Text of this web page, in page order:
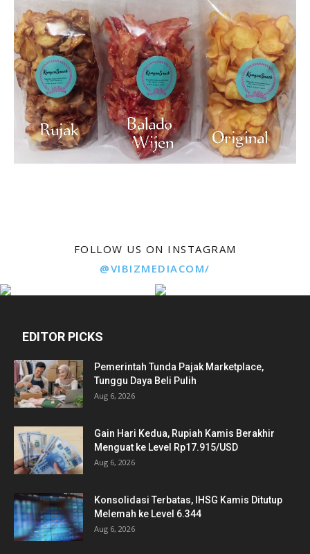
FOLLOW US ON INSTAGRAM
@VIBIZMEDIACOM/
EDITOR PICKS
Pemerintah Tunda Pajak Marketplace,
Tunggu Daya Beli Pulih
Aug 6, 2026
Gain Hari Kedua, Rupiah Kamis Berakhir
Menguat ke Level Rp17.915/USD
Aug 6, 2026
Konsolidasi Terbatas, IHSG Kamis Ditutup
Melemah ke Level 6.344
Aug 6, 2026